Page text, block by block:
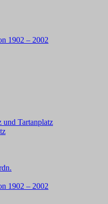
1902 – 2002
und Tartanplatz
1902 – 2002